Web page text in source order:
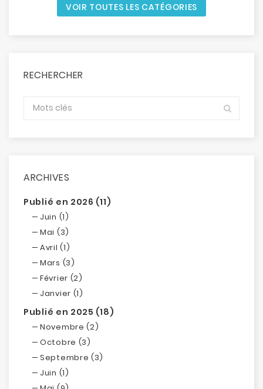
VOIR TOUTES LES CATÉGORIES
RECHERCHER
ARCHIVES
Publié en 2026 (11)
Juin (1)
Mai (3)
Avril (1)
Mars (3)
Février (2)
Janvier (1)
Publié en 2025 (18)
Novembre (2)
Octobre (3)
Septembre (3)
Juin (1)